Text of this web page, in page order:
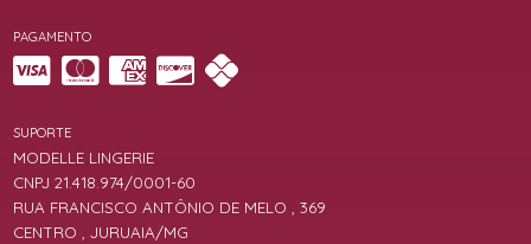
PAGAMENTO
SUPORTE
MODELLE LINGERIE
CNPJ 21.418.974/0001-60
RUA FRANCISCO ANTÔNIO DE MELO , 369
CENTRO , JURUAIA/MG